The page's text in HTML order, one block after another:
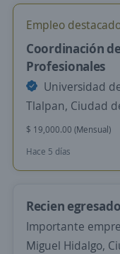
Empleo
Coordinación
Profesionales
Universidad
Tlalpan, Ciudad
$ 19,000.00 (Mensual)
Hace 5 días
Recien
Importante
Miguel Hidalgo,